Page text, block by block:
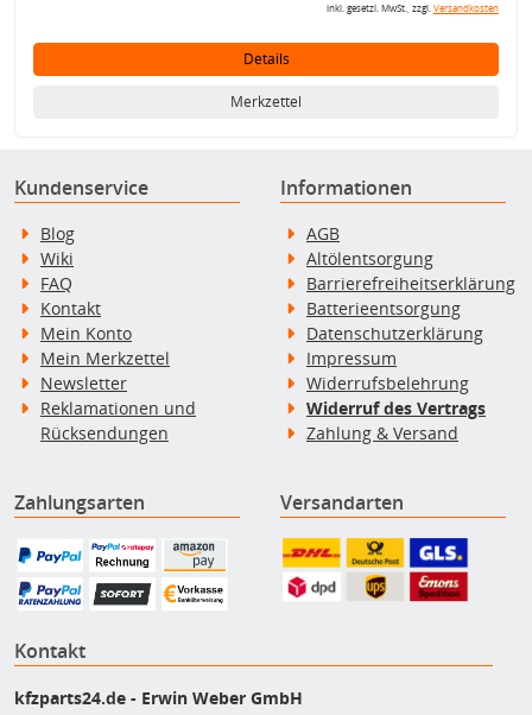
inkl. gesetzl. MwSt., zzgl.Versandkosten
Details
Merkzettel
Kundenservice
Blog
Wiki
FAQ
Kontakt
Mein Konto
Mein Merkzettel
Newsletter
Reklamationen und
Rücksendungen
Informationen
AGB
Altölentsorgung
Barrierefreiheitserklärung
Batterieentsorgung
Datenschutzerklärung
Impressum
Widerrufsbelehrung
Widerruf des Vertrags
Zahlung & Versand
Zahlungsarten Versandarten
Kontakt
kfzparts24.de - Erwin Weber GmbH